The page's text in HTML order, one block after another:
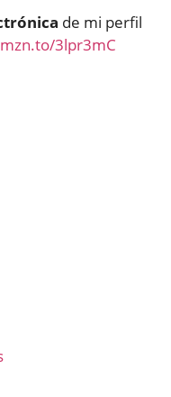
de mi perfil
3lpr3mC